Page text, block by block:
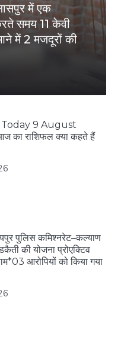
में एक
समय 11 केवी
में 2 मजदूरों की
9 August
का राशिफल क्या कहते हैं
पुलिस कमिश्नरेट–कल्याण
की योजना प्रोएक्टिव
आरोपियों को किया गया